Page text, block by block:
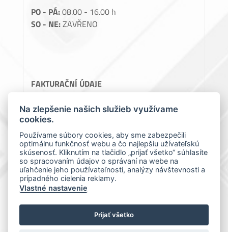
PO - PÁ:08.00 - 16.00 h
SO - NE:ZAVŘENO
FAKTURAČNÍ ÚDAJE
Perlon, spol. s.r.o.
Teslova 1129/2B, 70200 Ostrava
IČ: 64086119
DIČ: CZ64086119
Na zlepšenie našich služieb využívame
cookies.
Používame súbory cookies, aby sme zabezpečili
optimálnu funkčnosť webu a čo najlepšiu užívateľskú
skúsenosť. Kliknutím na tlačidlo „prijať všetko“ súhlasíte
so spracovaním údajov o správaní na webe na
uľahčenie jeho používateľnosti, analýzy návštevnosti a
prípadného cielenia reklamy.
Vlastné nastavenie
Prijať všetko